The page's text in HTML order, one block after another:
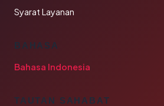
Syarat Layanan
BAHASA
Bahasa Indonesia
TAUTAN SAHABAT